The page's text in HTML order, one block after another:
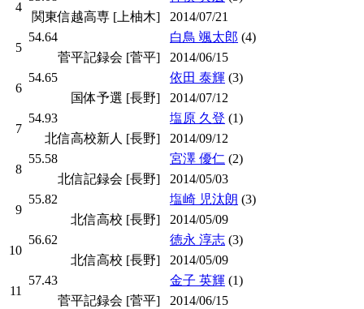
4
関東信越高専 [上柚木]
2014/07/21
5
54.64 白鳥 颯太郎 (4)
菅平記録会 [菅平]
2014/06/15
6
54.65 依田 泰輝 (3)
国体予選 [長野]
2014/07/12
7
54.93 塩原 久登 (1)
北信高校新人 [長野]
2014/09/12
8
55.58 宮澤 優仁 (2)
北信記録会 [長野]
2014/05/03
9
55.82 塩崎 児汰朗 (3)
北信高校 [長野]
2014/05/09
10
56.62 徳永 淳志 (3)
北信高校 [長野]
2014/05/09
11
57.43 金子 英輝 (1)
菅平記録会 [菅平]
2014/06/15